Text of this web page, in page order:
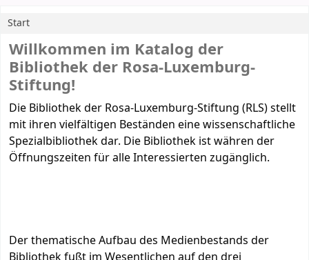
Start
Start
Willkommen im Katalog der
Bibliothek der Rosa-Luxemburg-
Stiftung!
Die Bibliothek der Rosa-Luxemburg-Stiftung (RLS) stellt
mit ihren vielfältigen Beständen eine wissenschaftliche
Spezialbibliothek dar. Die Bibliothek ist währen der
Öffnungszeiten für alle Interessierten zugänglich.
Der thematische Aufbau des Medienbestands der